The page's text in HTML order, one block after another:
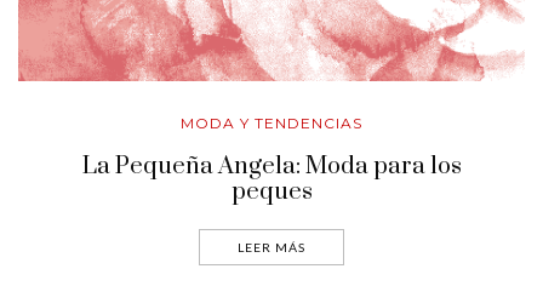
MODA Y TENDENCIAS
La Pequeña Angela: Moda para los
peques
LEER MÁS